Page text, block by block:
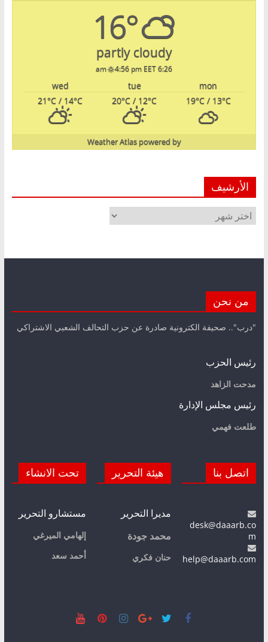
16°
partly cloudy
6:26 am
4:56 pm EET
mon
tue
wed
19°C/ 13°C
20°C / 12°C
21°C / 14°C
powered by
Weather Atlas
الأرشيف
الأرشيف
من نحن
"درب".. صحيفة الكترونية صادرة عن حزب التحالف الشعبي الاشتراكي
رئيس الحزب
مدحت الزاهد
رئيس مجلس الإدارة
طلعت فهمي
اتصل بنا
desk@daaarb.co
m
help@daaarb.com
هيئة التحرير
مديرا التحرير
محمد جودة
حنان فكري
تحت الانشاء
مستشارو التحرير
إلهامي الميرغي
أحمد سعد